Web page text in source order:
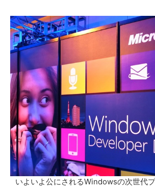
いよいよ公にされるWindowsの次世代